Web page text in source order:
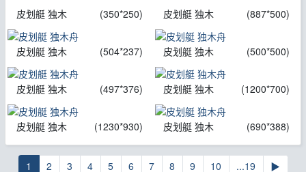
皮划艇 独木 (350*250) 皮划艇 独木 (887*500)
皮划艇 独木 (504*237) 皮划艇 独木 (500*500)
皮划艇 独木 (497*376) 皮划艇 独木 (1200*700)
皮划艇 独木 (1230*930) 皮划艇 独木 (690*388)
1 2 3 4 5 6 7 8 9 10 ...19 ▶